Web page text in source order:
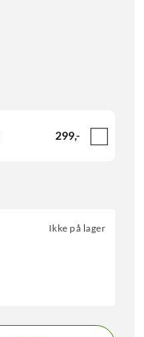
299,-
Ikke på lager